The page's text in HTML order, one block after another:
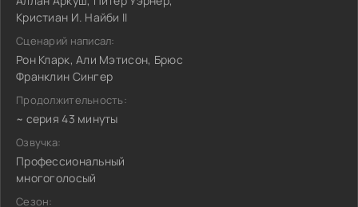
Кристиан И. Найби II
Сценарий написал:
Рон Кларк, Али Мэтисон, Брюс
Франклин Сингер
Продолжительность:
~ серия 43 минуты
Озвучка:
Профессиональный
многоголосый
Сезон: